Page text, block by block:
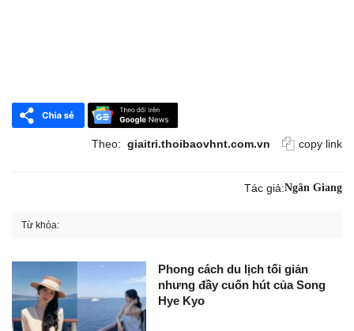
Theo: giaitri.thoibaovhnt.com.vn copy link
Tác giả:Ngân Giang
Từ khóa:
Phong cách du lịch tối giản
nhưng đầy cuốn hút của Song
Hye Kyo